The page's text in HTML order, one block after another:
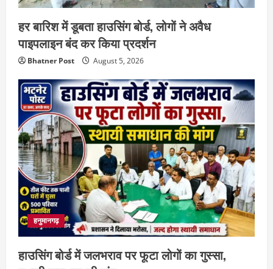
हर बारिश में डूबता हाउसिंग बोर्ड, लोगों ने अवैध
पाइपलाइन बंद कर किया प्रदर्शन
Bhatner Post August 5, 2026
हनुमानगढ़
हाउसिंग बोर्ड में जलभराव पर फूटा लोगों का गुस्सा,